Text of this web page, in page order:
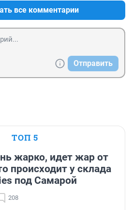
все комментарии
Отправить
ТОП 5
жарко, идет жар от
происходит у склада
под Самарой
208